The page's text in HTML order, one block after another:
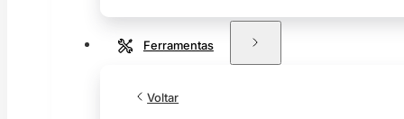
Ferramentas
Voltar